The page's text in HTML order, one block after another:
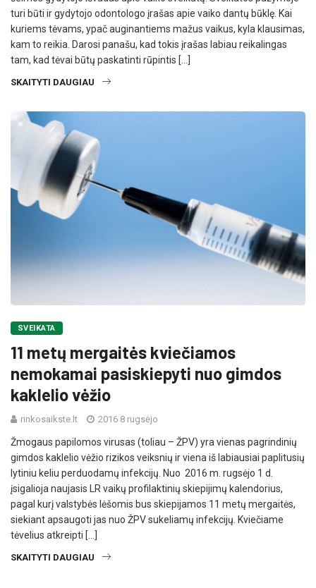
turi būti ir gydytojo odontologo įrašas apie vaiko dantų būklę. Kai
kuriems tėvams, ypač auginantiems mažus vaikus, kyla klausimas,
kam to reikia. Darosi panašu, kad tokis įrašas labiau reikalingas
tam, kad tėvai būtų paskatinti rūpintis […]
SKAITYTI DAUGIAU
SVEIKATA
11 metų mergaitės kviečiamos
nemokamai pasiskiepyti nuo gimdos
kaklelio vėžio
rinkosaikste.lt 2016 8 rugsėjo
Žmogaus papilomos virusas (toliau – ŽPV) yra vienas pagrindinių
gimdos kaklelio vėžio rizikos veiksnių ir viena iš labiausiai paplitusių
lytiniu keliu perduodamų infekcijų. Nuo 2016 m. rugsėjo 1 d.
įsigalioja naujasis LR vaikų profilaktinių skiepijimų kalendorius,
pagal kurį valstybės lėšomis bus skiepijamos 11 metų mergaitės,
siekiant apsaugoti jas nuo ŽPV sukeliamų infekcijų. Kviečiame
tėvelius atkreipti […]
SKAITYTI DAUGIAU